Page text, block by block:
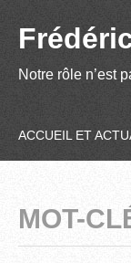
Notre rôle n’est
ACCUEIL ET
MOT-